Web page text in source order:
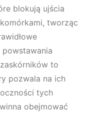
blokują ujścia
tworząc
to
pozwala na ich
tych
obejmować